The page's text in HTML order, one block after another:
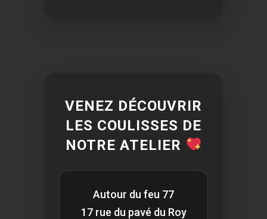
VENEZ DÉCOUVRIR
LES COULISSES DE
NOTRE ATELIER
Autour du feu 77
17 rue du pavé du Roy